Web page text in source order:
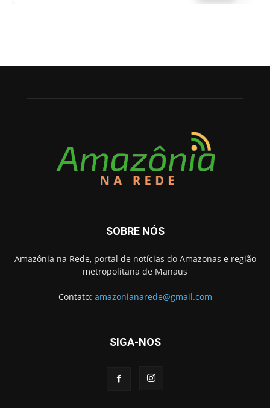
SOBRE NÓS
Amazônia na Rede, portal de notícias do Amazonas e região
metropolitana de Manaus
Contato: amazonianarede@gmail.com
SIGA-NOS